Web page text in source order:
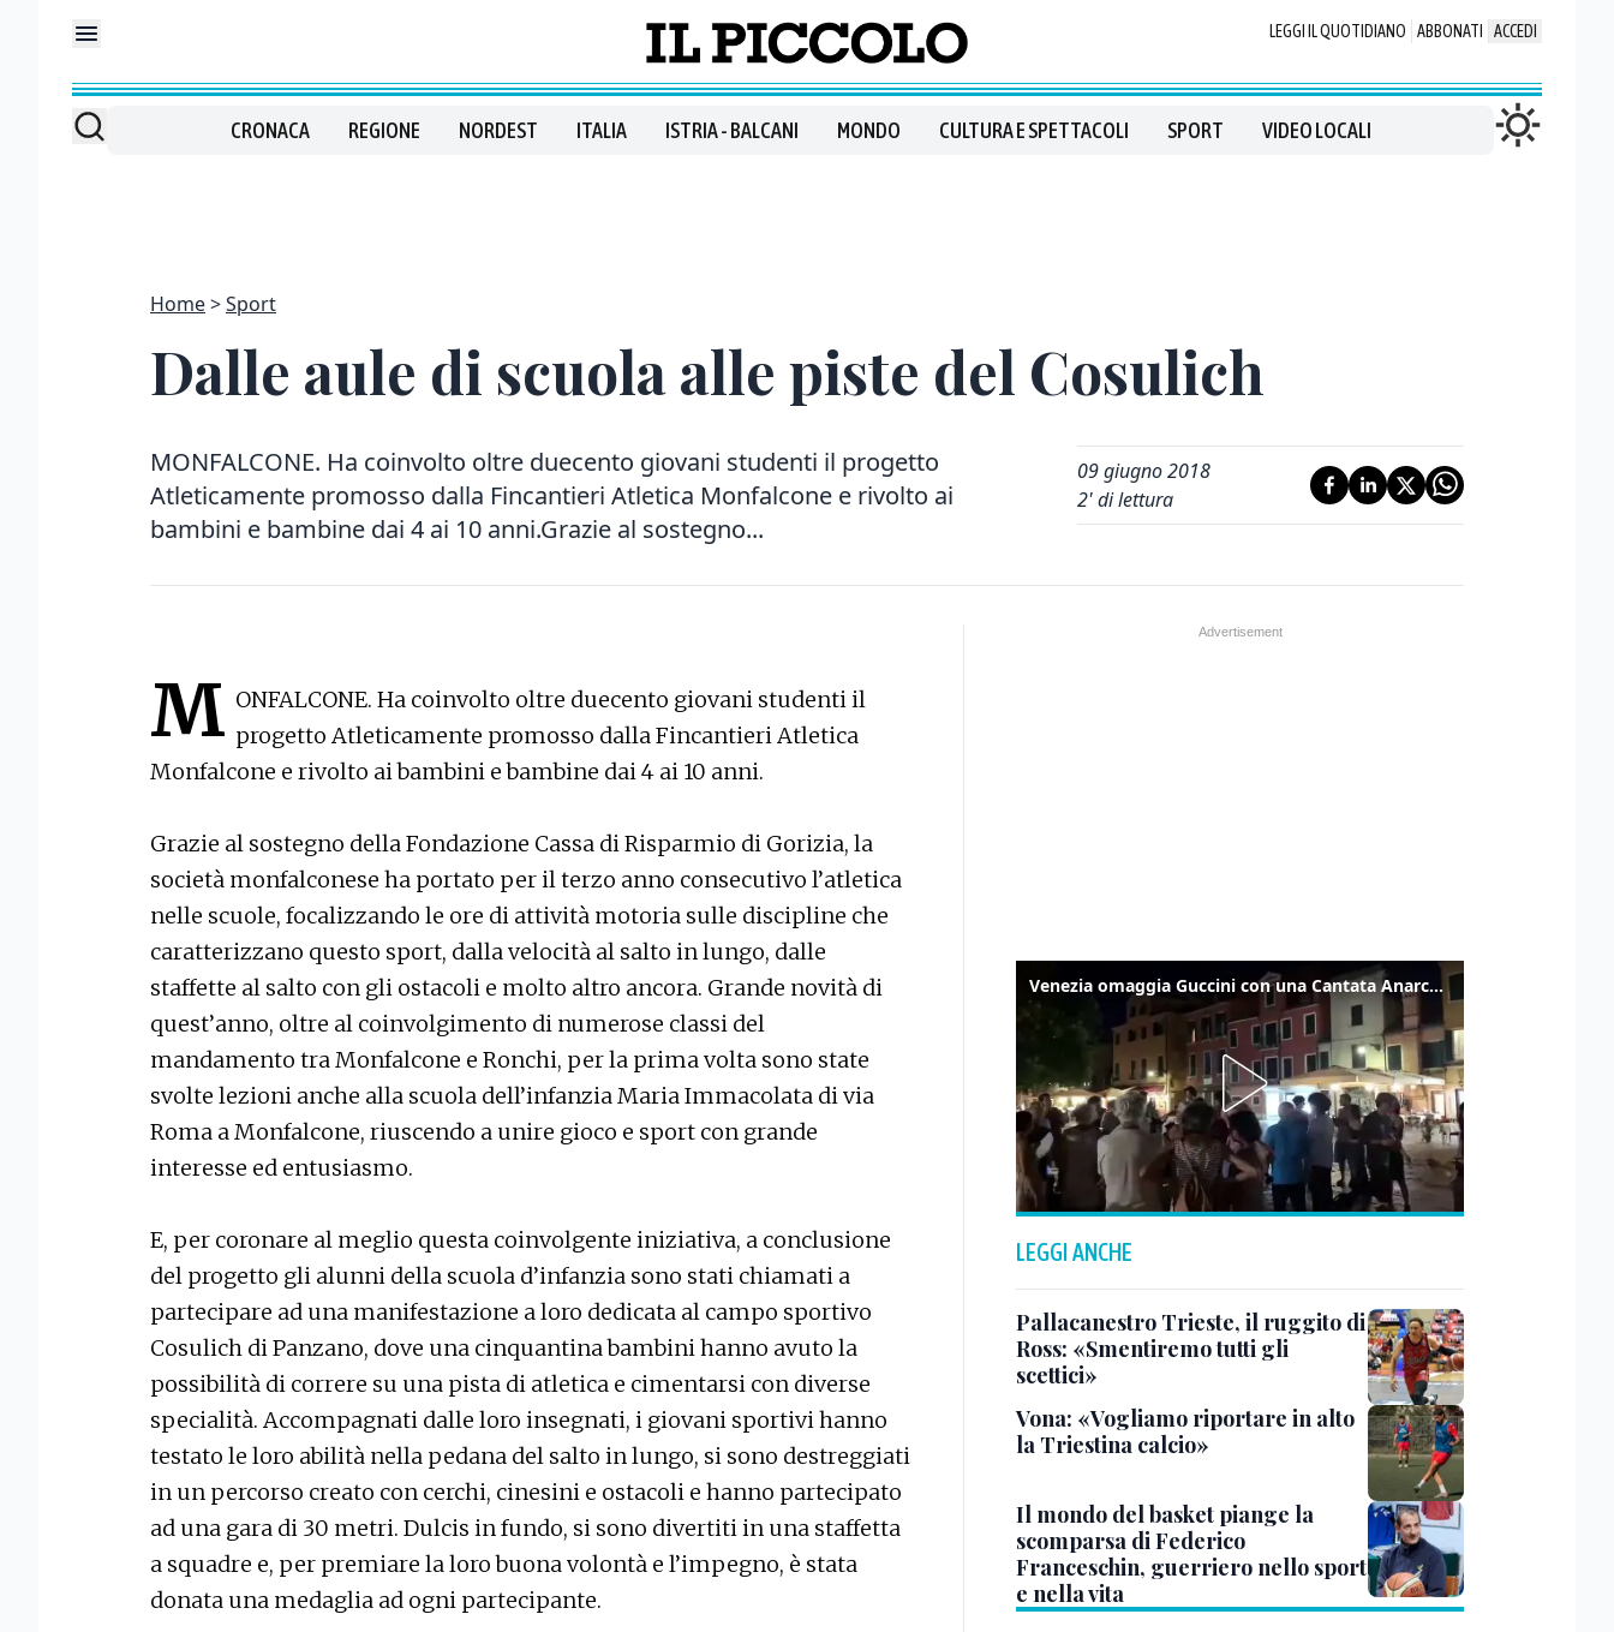
LEGGI IL QUOTIDIANO ABBONATI ACCEDI
CRONACA REGIONE NORDEST ITALIA ISTRIA - BALCANI MONDO CULTURA E SPETTACOLI SPORT VIDEO LOCALI
Home Sport
Dalle aule di scuola alle piste del Cosulich
MONFALCONE. Ha coinvolto oltre duecento giovani studenti il progetto
Atleticamente promosso dalla Fincantieri Atletica Monfalcone e rivolto ai
bambini e bambine dai 4 ai 10 anni.Grazie al sostegno...
09 giugno 2018
2' di lettura
M ONFALCONE. Ha coinvolto oltre duecento giovani studenti il
progetto Atleticamente promosso dalla Fincantieri Atletica
Monfalcone e rivolto ai bambini e bambine dai 4 ai 10 anni.
Grazie al sostegno della Fondazione Cassa di Risparmio di Gorizia, la
società monfalconese ha portato per il terzo anno consecutivo l’atletica
nelle scuole, focalizzando le ore di attività motoria sulle discipline che
caratterizzano questo sport, dalla velocità al salto in lungo, dalle
staffette al salto con gli ostacoli e molto altro ancora. Grande novità di
quest’anno, oltre al coinvolgimento di numerose classi del
mandamento tra Monfalcone e Ronchi, per la prima volta sono state
svolte lezioni anche alla scuola dell’infanzia Maria Immacolata di via
Roma a Monfalcone, riuscendo a unire gioco e sport con grande
interesse ed entusiasmo.
E, per coronare al meglio questa coinvolgente iniziativa, a conclusione
del progetto gli alunni della scuola d’infanzia sono stati chiamati a
partecipare ad una manifestazione a loro dedicata al campo sportivo
Cosulich di Panzano, dove una cinquantina bambini hanno avuto la
possibilità di correre su una pista di atletica e cimentarsi con diverse
specialità. Accompagnati dalle loro insegnati, i giovani sportivi hanno
testato le loro abilità nella pedana del salto in lungo, si sono destreggiati
in un percorso creato con cerchi, cinesini e ostacoli e hanno partecipato
ad una gara di 30 metri. Dulcis in fundo, si sono divertiti in una staffetta
a squadre e, per premiare la loro buona volontà e l’impegno, è stata
donata una medaglia ad ogni partecipante.
Venezia omaggia Guccini con una Cantata Anarchica in campo Santa Margherita
LEGGI ANCHE
Pallacanestro Trieste, il ruggito di
Ross: «Smentiremo tutti gli
scettici»
Vona: «Vogliamo riportare in alto
la Triestina calcio»
Il mondo del basket piange la
scomparsa di Federico
Franceschin, guerriero nello sport
e nella vita